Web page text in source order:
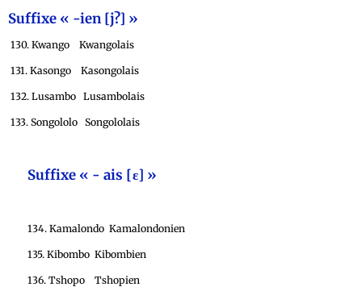
Suffixe « -ien [j?] »
130. Kwango Kwangolais
131. Kasongo Kasongolais
132. Lusambo Lusambolais
133. Songololo Songololais
Suffixe « - ais [ε] »
134. Kamalondo Kamalondonien
135. Kibombo Kibombien
136. Tshopo Tshopien